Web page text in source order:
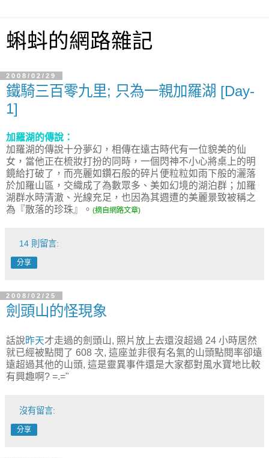
蝌蚪的網路雜記
2008/02/29
鐵騎三百零九里; 只為一親加羅湖 [Day-
1]
加羅湖的傳說：
加羅湖的傳說十分夢幻，相傳在遠古時代有一位貌美的仙
女，當他正在梳妝打扮的同時，一個閃神不小心將桌上的明
鏡給打破了，而亮麗如鑽石般的碎片便粒粒如雨下般的灑落
於加羅山區，交織成了為數眾多、美如幻境的湖泊群；加羅
湖群水時清澈、光線充足，也因為其週遭的美麗景致被稱之
為『散落的珍珠』。 (摘自網路文章)
14 則留言:
分享
2008/02/25
劍頭山的怪現象
話說昨天才走過的劍頭山, 照片放上去還沒超過 24 小時居然
就已經被點閱了 608 次, 這座並非很有名氣的山頭點閱率卻遠
遠超過其他的山頭, 這是靈異事件還是大家都對風水寶地比較
有興趣啊? =.="
沒有留言:
分享